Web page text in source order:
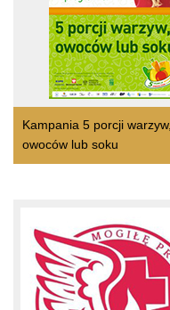
Kampania 5 porcji warzyw,
owoców lub soku